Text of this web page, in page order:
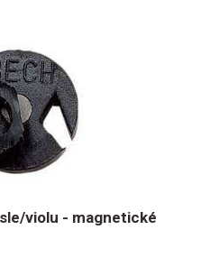
violu - magnetické